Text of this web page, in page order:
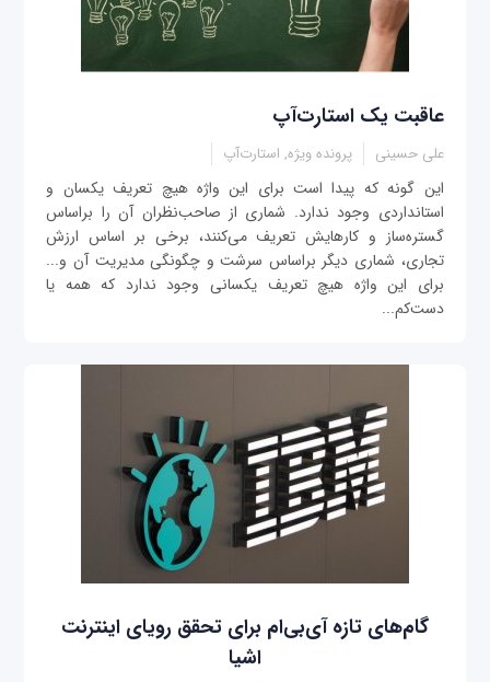
عاقبت یک استارت‌آپ
علی حسینی پرونده ویژه, استارت‌آپ
اين‌ گونه که پيدا است برای اين واژه هيچ تعريف يکسان و
استانداردی وجود ندارد. شماری از صاحب‌‌نظران آن ‌را براساس
گستره‌ساز و کارهايش تعريف می‌کنند، برخی بر اساس ارزش
تجاری، شماری ديگر براساس سرشت و چگونگی مديريت آن و...
برای اين واژه هيچ تعريف يکسانی وجود ندارد که همه يا
دست‌کم...
گام‌های تازه آی‌بی‌ام برای تحقق رویای اینترنت
اشیا